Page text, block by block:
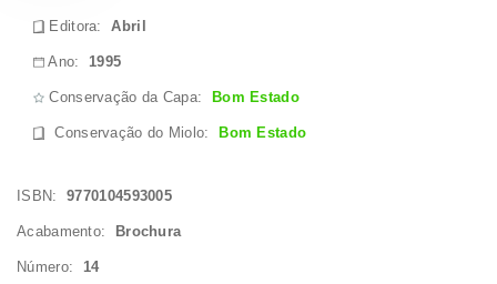
Editora:Abril
Ano: 1995
Conservação da Capa: Bom Estado
Conservação do Miolo:Bom Estado
ISBN:9770104593005
Acabamento: Brochura
Número: 14